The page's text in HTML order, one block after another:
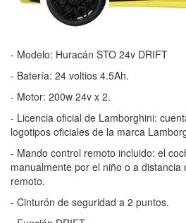
- Modelo: Huracán STO 24v DRIFT
- Batería: 24 voltios 4.5Ah.
- Motor: 200w 24v x 2.
- Licencia oficial de Lamborghini:
logotipos oficiales de la marca
- Mando control remoto incluido: el
manualmente por el niño o a distancia
remoto.
- Cinturón de seguridad a 2 puntos.